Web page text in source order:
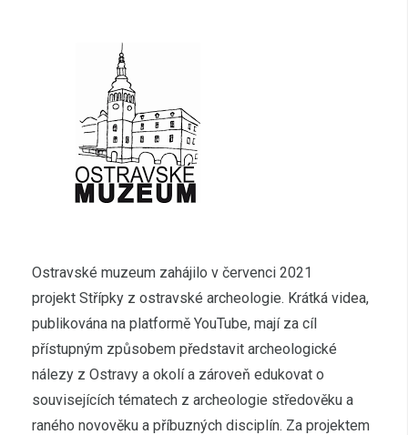
Ostravské muzeum zahájilo v červenci 2021
projekt Střípky z ostravské archeologie. Krátká videa,
publikována na platformě YouTube, mají za cíl
přístupným způsobem představit archeologické
nálezy z Ostravy a okolí a zároveň edukovat o
souvisejících tématech z archeologie středověku a
raného novověku a příbuzných disciplín. Za projektem